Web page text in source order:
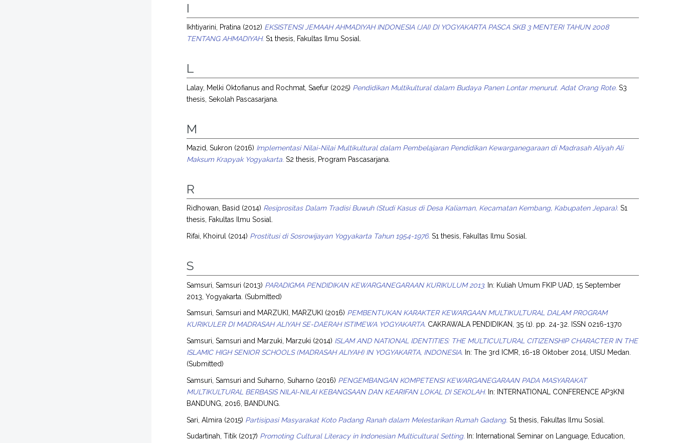
I
Ikhtiyarini, Pratina (2012) EKSISTENSI JEMAAH AHMADIYAH INDONESIA (JAI) DI YOGYAKARTA PASCA SKB 3 MENTERI TAHUN 2008
TENTANG AHMADIYAH. S1 thesis, Fakultas Ilmu Sosial.
L
Lalay, Melki Oktofianus and Rochmat, Saefur (2025) Pendidikan Multikultural dalam Budaya Panen Lontar menurut. Adat Orang Rote. S3
thesis, Sekolah Pascasarjana.
M
Mazid, Sukron (2016) Implementasi Nilai-Nilai Multikultural dalam Pembelajaran Pendidikan Kewarganegaraan di Madrasah Aliyah Ali
Maksum Krapyak Yogyakarta. S2 thesis, Program Pascasarjana.
R
Ridhowan, Basid (2014) Resiprositas Dalam Tradisi Buwuh (Studi Kasus di Desa Kaliaman, Kecamatan Kembang, Kabupaten Jepara). S1
thesis, Fakultas Ilmu Sosial.
Rifai, Khoirul (2014) Prostitusi di Sosrowijayan Yogyakarta Tahun 1954-1976. S1 thesis, Fakultas Ilmu Sosial.
S
Samsuri, Samsuri (2013) PARADIGMA PENDIDIKAN KEWARGANEGARAAN KURIKULUM 2013. In: Kuliah Umum FKIP UAD, 15 September
2013, Yogyakarta. (Submitted)
Samsuri, Samsuri and MARZUKI, MARZUKI (2016) PEMBENTUKAN KARAKTER KEWARGAAN MULTIKULTURAL DALAM PROGRAM
KURIKULER DI MADRASAH ALIYAH SE-DAERAH ISTIMEWA YOGYAKARTA. CAKRAWALA PENDIDIKAN, 35 (1). pp. 24-32. ISSN 0216-1370
Samsuri, Samsuri and Marzuki, Marzuki (2014) ISLAM AND NATIONAL IDENTITIES: THE MULTICULTURAL CITIZENSHIP CHARACTER IN THE
ISLAMIC HIGH SENIOR SCHOOLS (MADRASAH ALIYAH) IN YOGYAKARTA, INDONESIA. In: The 3rd ICMR, 16-18 Oktober 2014, UISU Medan.
(Submitted)
Samsuri, Samsuri andSuharno, Suharno (2016) PENGEMBANGAN KOMPETENSI KEWARGANEGARAAN PADA MASYARAKAT
MULTIKULTURAL BERBASIS NILAI-NILAI KEBANGSAAN DAN KEARIFAN LOKAL DI SEKOLAH. In: INTERNATIONAL CONFERENCE AP3KNI
BANDUNG, 2016, BANDUNG.
Sari, Almira (2015) Partisipasi Masyarakat Koto Padang Ranah dalam Melestarikan Rumah Gadang. S1 thesis, Fakultas Ilmu Sosial.
Sudartinah, Titik (2017) Promoting Cultural Literacy in Indonesian Multicultural Setting. In: International Seminar on Language, Education,